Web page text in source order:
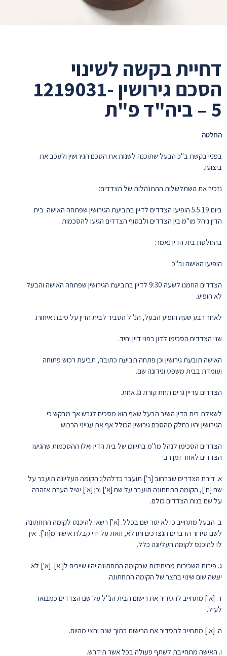
דחיית בקשה לשינוי
הסכם גירושין 1219031-
5 – ביה"ד פ"ת
החלטה
בפניי בקשת ב"כ הבעל שתוכנה לשנות את הסכם הגירושין ולעכב את
ביצועו.
נזכיר את השתלשלות ההתנהלות של הצדדים:
ביום 5.5.19 הופיעו הצדדים לדיון בתביעת הגירושין שפתחה האישה. בית
הדין ניהל מו"מ בין הצדדים ולבסוף הצדדים הגיעו להסכמות.
בהחלטת בית הדין נאמר:
הופיעו האישה וב"כ.
הצדדים הוזמנו לשעה 9:30 לדיון בתביעת הגירושין שפתחה האישה והבעל
לא הופיע.
לאחר רבע שעה הופיע הבעל, הנ"ל הסביר לבית הדין על סיבת איחורו.
שני הצדדים הסכימו לדון בפני דיין יחיד.
האישה תובעת גירושין וכן פתחה תביעת כתובה, תביעת רכוש פתוחה
ועומדת בבית משפט ונידונה שם.
הצדדים עדיין גרים תחת קורת גג אחת.
לשאלת בית הדין השיב הבעל שאף הוא מסכים לגרש אך מבקש כי
הגירושין יהיו כחלק מהסכם גירושין הכולל אף את ענייני הרכוש.
הצדדים הסכימו לנהל מו"מ בתיווכו של בית הדין ואלו ההסכמות שהגיעו
הצדדים לאחר זמן רב:
א. דירת הצדדים שברחוב [ר'] תועבר כדלהלן: הקומה העליונה תועבר על
שם [ח'], הקומה התחתונה תועבר על שם [א'] וכן [א'] יטיל הערת אזהרה
על שם בנות הצדדים כולם.
ב. הבעל מתחייב כי לא יגור שם בכלל. [א'] רשאי להיכנס לקומה התחתונה
לשם סידור הדברים הנצרכים ותו לא, וזאת על ידי קבלת אישור מ[ח']. אין
לו להיכנס לקומה העליונה כלל.
ג. פירות השכירות מהיחידות שבקומה התחתונה יהיו שייכים ל['א]. [א'] לא
יעשה שום שינוי בחצר של הקומה התחתונה.
ד. [א'] מתחייב להסדיר את רישום הבית הנ"ל על שם הצדדים כמבואר
לעיל.
ה. [א'] מתחייב להסדיר את הרישום בתוך שנה וחצי מהיום.
ו. האישה מתחייבת לשתף פעולה בכל אשר תידרש.